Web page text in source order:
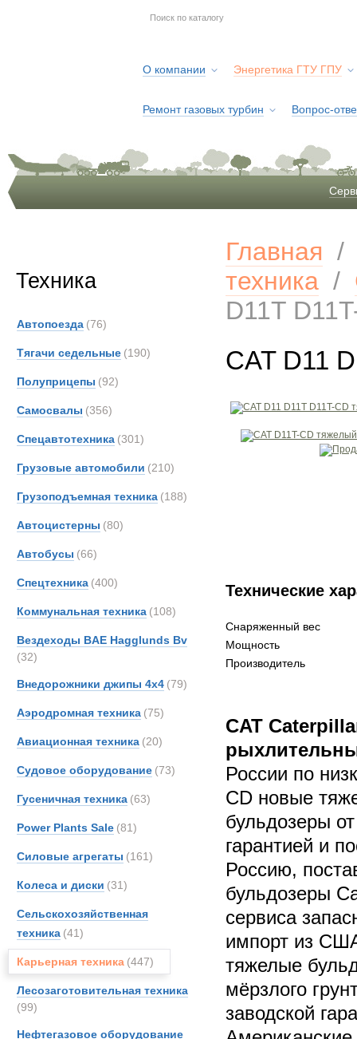
О компании Энергетика ГТУ ГПУ
Ремонт газовых турбин Вопрос-
Техника
Автопоезда (76)
Тягачи седельные (190)
Полуприцепы (92)
Самосвалы (356)
Спецавтотехника (301)
Грузовые автомобили (210)
Грузоподъемная техника (188)
Автоцистерны (80)
Автобусы (66)
Спецтехника (400)
Коммунальная техника (108)
Вездеходы BAE Hagglunds Bv
(32)
Внедорожники джипы 4х4 (79)
Аэродромная техника (75)
Авиационная техника (20)
Судовое оборудование (73)
Гусеничная техника (63)
Power Plants Sale (81)
Силовые агрегаты (161)
Колеса и диски (31)
Сельскохозяйственная
техника (41)
Карьерная техника (447)
Лесозаготовительная техника
(99)
Нефтегазовое оборудование
Главная
техника /
D11T
CAT D11
Технические
Снаряженный вес
Мощность
Производитель
CAT
России по
CD новые
бульдозеры
гарантией и
Россию,
бульдозеры
сервиса
импорт из
тяжелые
мёрзлого
заводской